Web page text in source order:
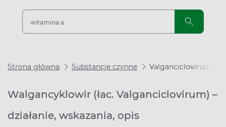
Strona główna Substancje czynne Valganciclovirum
Walgancyklowir (łac. Valganciclovirum) –
działanie, wskazania, opis